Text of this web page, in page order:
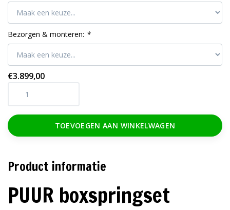
Bezorgen & monteren: *
€3.899,00
TOEVOEGEN AAN WINKELWAGEN
Product informatie
PUUR boxspringset